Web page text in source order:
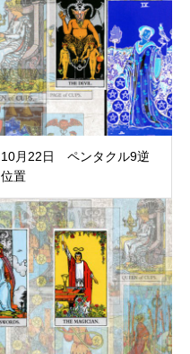
10月22日 ペンタクル9逆
位置